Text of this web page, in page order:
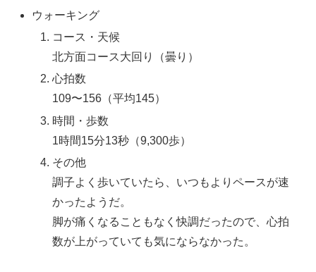
ウォーキング
コース・天候
北方面コース大回り（曇り）
心拍数
109〜156（平均145）
時間・歩数
1時間15分13秒（9,300歩）
その他
調子よく歩いていたら、いつもよりペースが速
かったようだ。
脚が痛くなることもなく快調だったので、心拍
数が上がっていても気にならなかった。